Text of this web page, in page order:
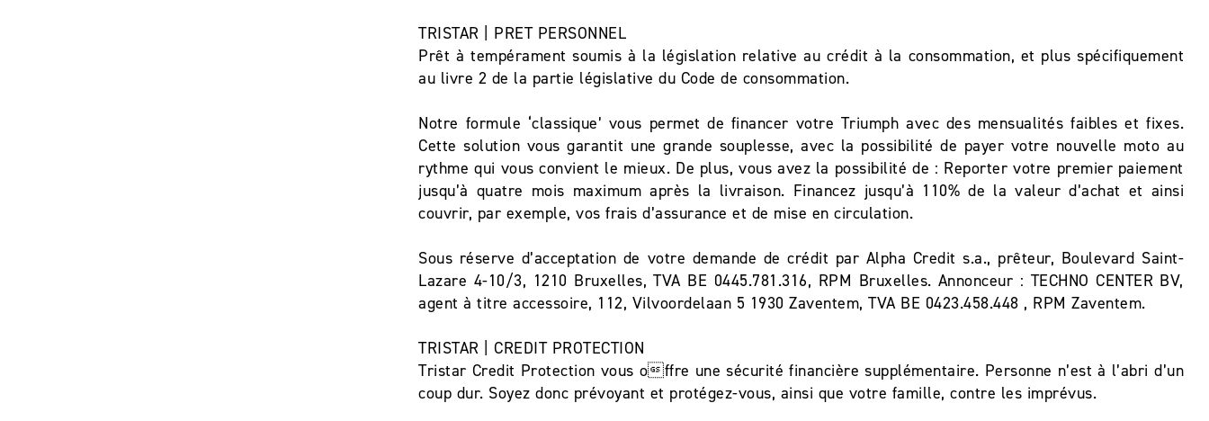
TRISTAR | PRET PERSONNEL
Prêt à tempérament soumis à la législation relative au crédit à la consommation, et plus spécifiquement
au livre 2 de la partie législative du Code de consommation.
Notre formule ‘classique’ vous permet de financer votre Triumph avec des mensualités faibles et fixes.
Cette solution vous garantit une grande souplesse, avec la possibilité de payer votre nouvelle moto au
rythme qui vous convient le mieux. De plus, vous avez la possibilité de : Reporter votre premier paiement
jusqu’à quatre mois maximum après la livraison. Financez jusqu’à 110% de la valeur d’achat et ainsi
couvrir, par exemple, vos frais d’assurance et de mise en circulation.
Sous réserve d’acceptation de votre demande de crédit par Alpha Credit s.a., prêteur, Boulevard Saint-
Lazare 4-10/3, 1210 Bruxelles, TVA BE 0445.781.316, RPM Bruxelles. Annonceur : TECHNO CENTER BV,
agent à titre accessoire, 112, Vilvoordelaan 5 1930 Zaventem, TVA BE 0423.458.448 , RPM Zaventem.
TRISTAR | CREDIT PROTECTION
Tristar Credit Protection vous offre une sécurité financière supplémentaire. Personne n’est à l’abri d’un
coup dur. Soyez donc prévoyant et protégez-vous, ainsi que votre famille, contre les imprévus.